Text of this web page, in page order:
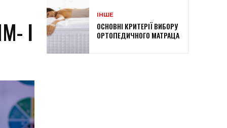
І
ІНШЕ
ОСНОВНІ КРИТЕРІЇ ВИБОРУ
ОРТОПЕДИЧНОГО МАТРАЦА